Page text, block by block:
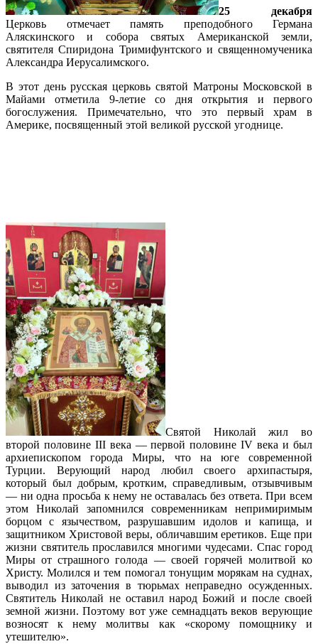
25 декабря
Церковь отмечает память преподобного Германа
Аляскинского и собора святых Американской земли,
святителя Спиридона Тримифунтского и священномученика
Александра Иерусалимского.
В этот день русская церковь святой Матроны Московской в
Майами отметила 9-летие со дня открытия и первого
богослужения. Примечательно, что это первый храм в
Америке, посвященный этой великой русской угоднице.
Святой Николай жил во
второй половине III века — первой половине IV века и был
архиепископом города Миры, что на юге современной
Турции. Верующий народ любил своего архипастыря,
который был добрым, кротким, справедливым, отзывчивым
— ни одна просьба к нему не оставалась без ответа. При всем
этом Николай запомнился современникам непримиримым
борцом с язычеством, разрушавшим идолов и капища, и
защитником Христовой веры, обличавшим еретиков. Еще при
жизни святитель прославился многими чудесами. Спас город
Миры от страшного голода — своей горячей молитвой ко
Христу. Молился и тем помогал тонущим морякам на суднах,
выводил из заточения в тюрьмах неправедно осужденных.
Святитель Николай не оставил народ Божий и после своей
земной жизни. Поэтому вот уже семнадцать веков верующие
возносят к нему молитвы как «скорому помощнику и
утешителю».